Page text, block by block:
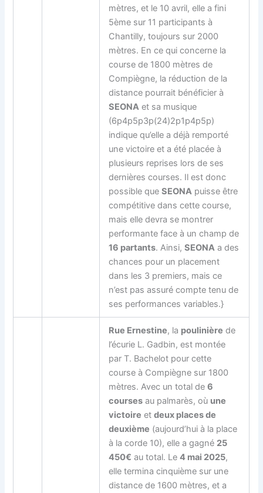
mètres, et le 10 avril, elle a fini
5ème sur 11 participants à
Chantilly, toujours sur 2000
mètres. En ce qui concerne la
course de 1800 mètres de
Compiègne, la réduction de la
distance pourrait bénéficier à
SEONA et sa musique
(6p4p5p3p(24)2p1p4p5p)
indique qu’elle a déjà remporté
une victoire et a été placée à
plusieurs reprises lors de ses
dernières courses. Il est donc
possible queSEONA puisse être
compétitive dans cette course,
mais elle devra se montrer
performante face à un champ de
16 partants. Ainsi,SEONA a des
chances pour un placement
dans les 3 premiers, mais ce
n’est pas assuré compte tenu de
ses performances variables.}
Rue Ernestine, la poulinière de
l’écurie L. Gadbin, est montée
par T. Bachelot pour cette
course à Compiègne sur 1800
mètres. Avec un total de6
courses au palmarès, où une
victoire etdeux places de
deuxième (aujourd’hui à la place
à la corde 10), elle a gagné 25
450€ au total. Le4 mai 2025,
elle termina cinquième sur une
distance de 1600 mètres, et a